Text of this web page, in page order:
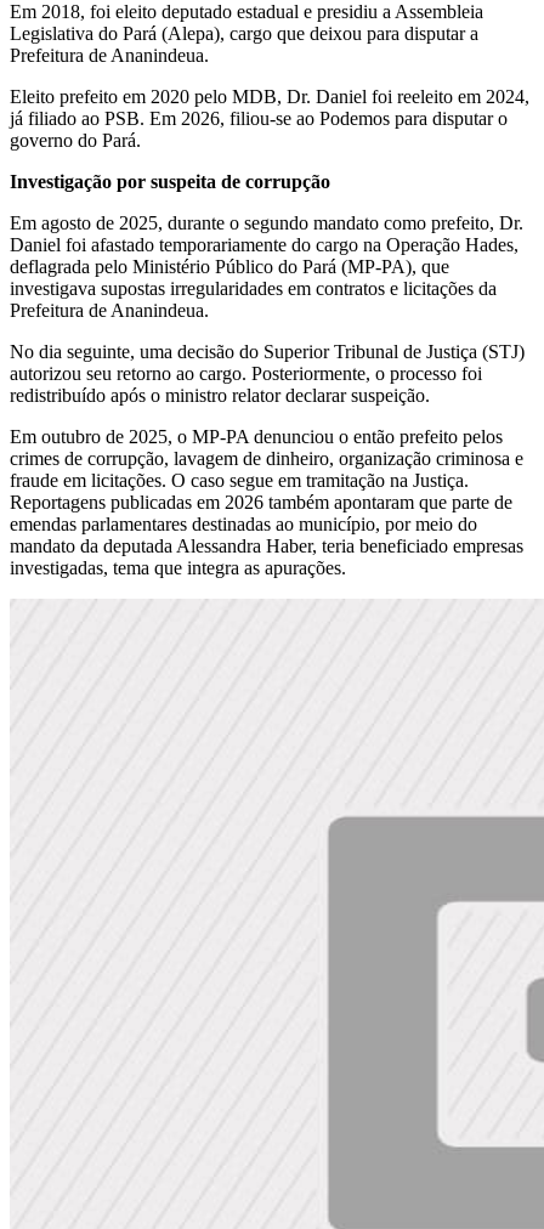
Em 2018, foi eleito deputado estadual e presidiu a Assembleia
Legislativa do Pará (Alepa), cargo que deixou para disputar a
Prefeitura de Ananindeua.
Eleito prefeito em 2020 pelo MDB, Dr. Daniel foi reeleito em 2024,
já filiado ao PSB. Em 2026, filiou-se ao Podemos para disputar o
governo do Pará.
Investigação por suspeita de corrupção
Em agosto de 2025, durante o segundo mandato como prefeito, Dr.
Daniel foi afastado temporariamente do cargo na Operação Hades,
deflagrada pelo Ministério Público do Pará (MP-PA), que
investigava supostas irregularidades em contratos e licitações da
Prefeitura de Ananindeua.
No dia seguinte, uma decisão do Superior Tribunal de Justiça (STJ)
autorizou seu retorno ao cargo. Posteriormente, o processo foi
redistribuído após o ministro relator declarar suspeição.
Em outubro de 2025, o MP-PA denunciou o então prefeito pelos
crimes de corrupção, lavagem de dinheiro, organização criminosa e
fraude em licitações. O caso segue em tramitação na Justiça.
Reportagens publicadas em 2026 também apontaram que parte de
emendas parlamentares destinadas ao município, por meio do
mandato da deputada Alessandra Haber, teria beneficiado empresas
investigadas, tema que integra as apurações.